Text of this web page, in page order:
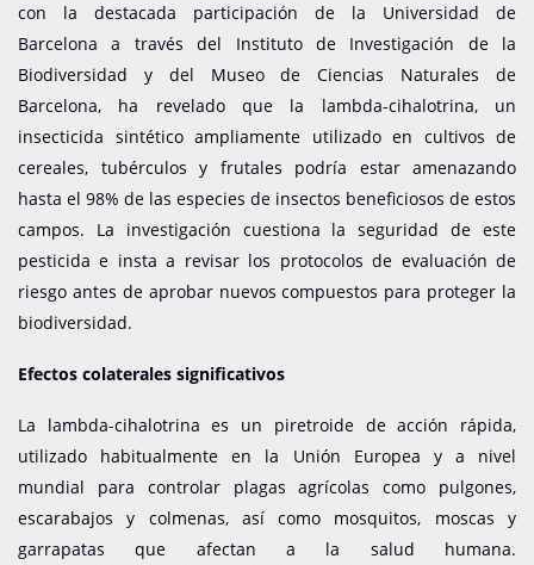
con la destacada participación de la Universidad de
Barcelona a través del Instituto de Investigación de la
Biodiversidad y del Museo de Ciencias Naturales de
Barcelona, ha revelado que la lambda-cihalotrina, un
insecticida sintético ampliamente utilizado en cultivos de
cereales, tubérculos y frutales podría estar amenazando
hasta el 98% de las especies de insectos beneficiosos de estos
campos. La investigación cuestiona la seguridad de este
pesticida e insta a revisar los protocolos de evaluación de
riesgo antes de aprobar nuevos compuestos para proteger la
biodiversidad.
Efectos colaterales significativos
La lambda-cihalotrina es un piretroide de acción rápida,
utilizado habitualmente en la Unión Europea y a nivel
mundial para controlar plagas agrícolas como pulgones,
escarabajos y colmenas, así como mosquitos, moscas y
garrapatas que afectan a la salud humana.